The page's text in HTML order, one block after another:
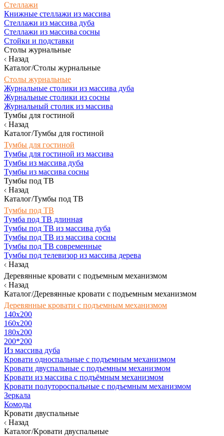
Стеллажи
Книжные стеллажи из массива
Стеллажи из массива дуба
Стеллажи из массива сосны
Стойки и подставки
Столы журнальные
Назад
Каталог/Столы журнальные
Столы журнальные
Журнальные столики из массива дуба
Журнальные столики из сосны
Журнальный столик из массива
Тумбы для гостиной
Назад
Каталог/Тумбы для гостиной
Тумбы для гостиной
Тумбы для гостиной из массива
Тумбы из массива дуба
Тумбы из массива сосны
Тумбы под ТВ
Назад
Каталог/Тумбы под ТВ
Тумбы под ТВ
Тумба под ТВ длинная
Тумбы под ТВ из массива дуба
Тумбы под ТВ из массива сосны
Тумбы под ТВ современные
Тумбы под телевизор из массива дерева
Назад
Деревянные кровати с подъемным механизмом
Назад
Каталог/Деревянные кровати с подъемным механизмом
Деревянные кровати с подъемным механизмом
140x200
160х200
180х200
200*200
Из массива дуба
Кровати односпальные с подъемным механизмом
Кровати двуспальные с подъемным механизмом
Кровати из массива с подъёмным механизмом
Кровати полутороспальные с подъемным механизмом
Зеркала
Комоды
Кровати двуспальные
Назад
Каталог/Кровати двуспальные